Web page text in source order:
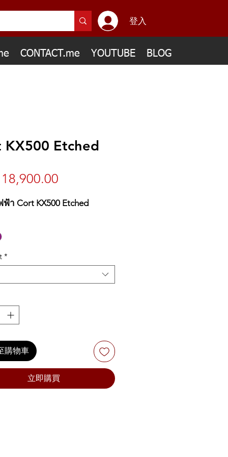
登入
CONTACT.me YOUTUBE BLOG
KX500 Etched
格
า Cort KX500 Etched
*
購物車
立即購買